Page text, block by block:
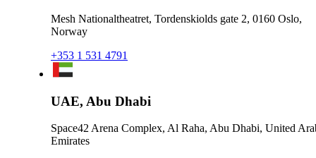
Mesh Nationaltheatret, Tordenskiolds gate 2, 0160 Oslo,
Norway
+353 1 531 4791
UAE, Abu Dhabi
Space42 Arena Complex, Al Raha, Abu Dhabi, United
Emirates